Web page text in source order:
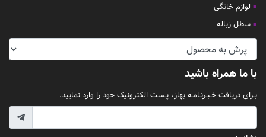
لوازم خانگی
سطل زباله
با ما همراه باشید
بـرای دریافت خـبـرنـامـه بهاز، پـسـت الکترونیک خود را وارد نمایید.